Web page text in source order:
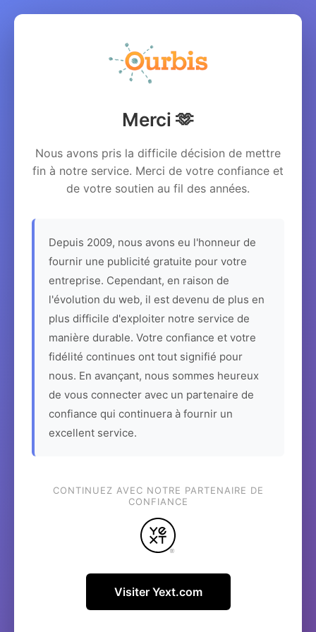
Merci 🫶
Nous avons pris la difficile décision de mettre
fin à notre service. Merci de votre confiance et
de votre soutien au fil des années.
Depuis 2009, nous avons eu l'honneur de
fournir une publicité gratuite pour votre
entreprise. Cependant, en raison de
l'évolution du web, il est devenu de plus en
plus difficile d'exploiter notre service de
manière durable. Votre confiance et votre
fidélité continues ont tout signifié pour
nous. En avançant, nous sommes heureux
de vous connecter avec un partenaire de
confiance qui continuera à fournir un
excellent service.
CONTINUEZ AVEC NOTRE PARTENAIRE DE
CONFIANCE
Visiter Yext.com